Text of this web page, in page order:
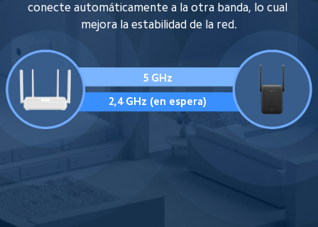
conecte automáticamente a la otra banda, lo cual
mejora la estabilidad de la red.
5 GHz
2,4 GHz (en espera)